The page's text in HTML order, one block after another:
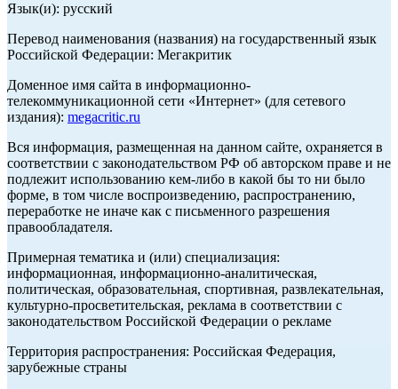
Язык(и): русский
Перевод наименования (названия) на государственный язык
Российской Федерации: Мегакритик
Доменное имя сайта в информационно-
телекоммуникационной сети «Интернет» (для сетевого
издания): megacritic.ru
Вся информация, размещенная на данном сайте, охраняется в
соответствии с законодательством РФ об авторском праве и не
подлежит использованию кем-либо в какой бы то ни было
форме, в том числе воспроизведению, распространению,
переработке не иначе как с письменного разрешения
правообладателя.
Примерная тематика и (или) специализация:
информационная, информационно-аналитическая,
политическая, образовательная, спортивная, развлекательная,
культурно-просветительская, реклама в соответствии с
законодательством Российской Федерации о рекламе
Территория распространения: Российская Федерация,
зарубежные страны